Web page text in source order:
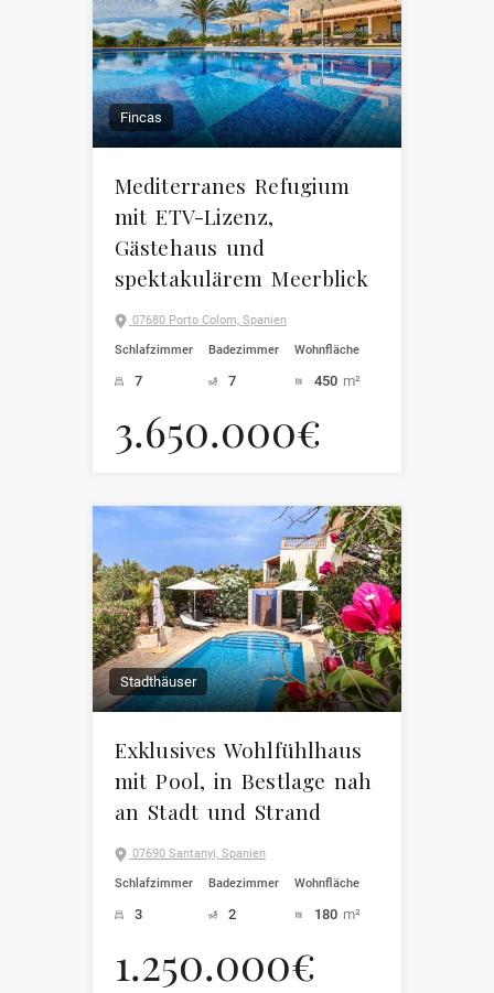
Fincas
Mediterranes Refugium
mit ETV-Lizenz,
Gästehaus und
spektakulärem Meerblick
07680 Porto Colom, Spanien
Schlafzimmer
7
Badezimmer
7
Wohnfläche
450 m²
3.650.000€
Stadthäuser
Exklusives Wohlfühlhaus
mit Pool, in Bestlage nah
an Stadt und Strand
07690 Santanyi, Spanien
Schlafzimmer
3
Badezimmer
2
Wohnfläche
180 m²
1.250.000€